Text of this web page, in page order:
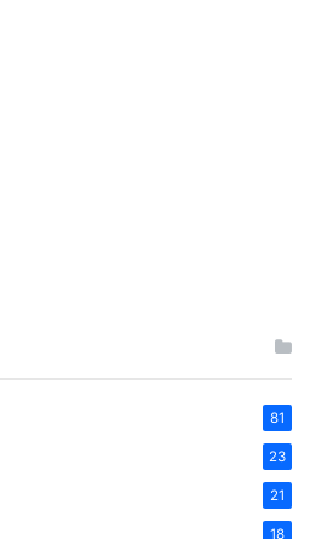
81
23
21
18